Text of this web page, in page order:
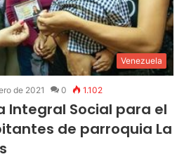
Venezuela
de 2021 0 1.102
Integral Social para el
de parroquia La